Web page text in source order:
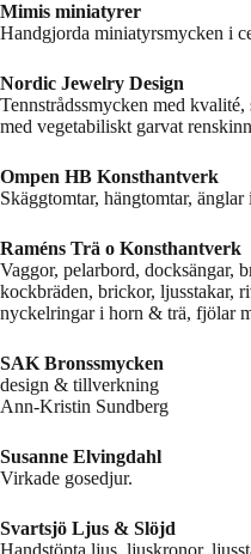
Mimis miniatyrer
Handgjorda miniatyrsmycken i
Nordic Jewelry Design
Tennstrådssmycken med
med vegetabiliskt garvat
Ompen HB Konsthantverk
Skäggtomtar, hängtomtar,
Raméns Trä o Konsthantverk
Vaggor, pelarbord, docksängar,
kockbräden, brickor, ljusstakar,
nyckelringar i horn & trä, fjölar
SAK Bronssmycken
design & tillverkning
Ann-Kristin Sundberg
Susanne Elvingdahl
Virkade gosedjur.
Svartsjö Ljus & Slöjd